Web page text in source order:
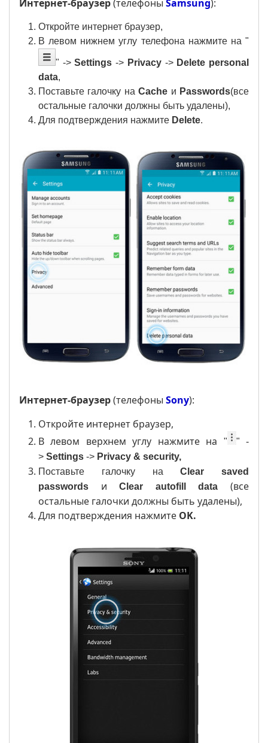
Интернет-браузер(телефоны Samsung):
Откройте интернет браузер,
B левом нижнем углу телефона нажмите на "
" ->Settings -> Privacy-> Delete personal
data,
Поставьте галочку наCache и Passwords(все
остальные галочки должны быть удалены),
Для подтверждения нажмите Delete.
Интернет-браузер(телефоны Sony):
Откройте интернет браузер,
B левом верхнем углу нажмите на
"
" -
> Settings -> Privacy & security,
Поставьте галочку наClear saved
passwords и Clear autofill data(все
остальные галочки должны быть удалены),
Для подтверждения нажмите OK.